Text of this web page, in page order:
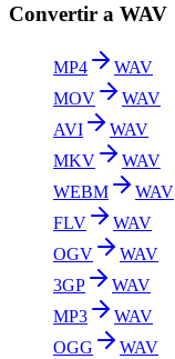
Convertir a WAV
MP4
WAV
MOV
WAV
AVI
WAV
MKV
WAV
WEBM
WAV
FLV
WAV
OGV
WAV
3GP
WAV
MP3
WAV
OGG
WAV